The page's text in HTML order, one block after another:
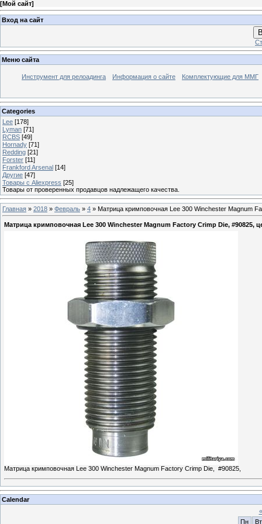
[Мой сайт]
Вход на сайт
Меню сайта
Инструмент для релоадинга Информация о сайте Комплектующие для ММГ
Categories
Lee [178]
Lyman [71]
RCBS [49]
Hornady [71]
Redding [21]
Forster [11]
Frankford Arsenal [14]
Другие [47]
Товары с Aliexpress [25]
Товары от проверенных продавцов надлежащего качества.
Главная » 2018 » Февраль » 4 » Матрица кримповочная Lee 300 Winchester Magnum
Матрица кримповочная Lee 300 Winchester Magnum Factory Crimp Die, #90825,
Матрица кримповочная Lee 300 Winchester Magnum Factory Crimp Die, #90825,
Calendar
«
Пн
Вт